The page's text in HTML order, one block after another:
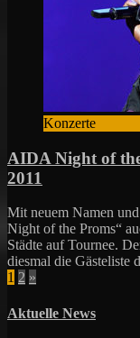
Konzerte
AIDA Night of
2011
Mit neuem Namen
Night of the Proms“
Städte auf Tournee.
diesmal die Gästeliste
der
1 2 »
Aktuelle News